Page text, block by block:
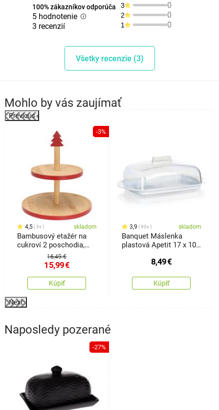
100% zákazníkov odporúča
5 hodnotenie
3 recenzií
3 0
2 0
1 0
Všetky recenzie (3)
Mohlo by vás zaujímať
Previous
-3%
4,5 3x skladom
Bambusový etažér na
cukroví 2 poschodia,
16,49 €
15,99€
Kúpiť
3,9 93x skladom
Banquet Máslenka
plastová Apetit 17 x 10,5
8,49€
Kúpiť
Next
Naposledy pozerané
-27%